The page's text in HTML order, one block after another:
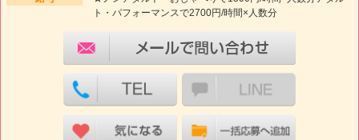
ト・パフォーマンスで2700円/時間×人数分